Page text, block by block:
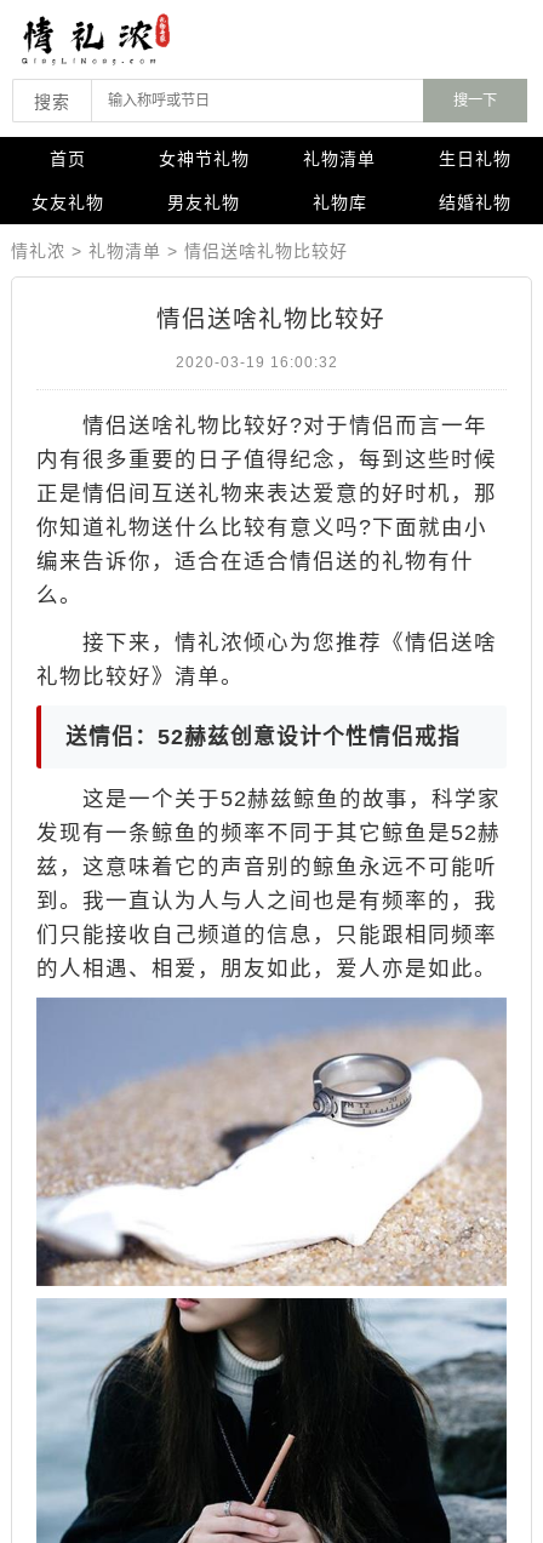
搜索
首页 女神节礼物 礼物清单 生日礼物
女友礼物 男友礼物 礼物库 结婚礼物
情礼浓 > 礼物清单 > 情侣送啥礼物比较好
情侣送啥礼物比较好
2020-03-19 16:00:32
情侣送啥礼物比较好?对于情侣而言一年
内有很多重要的日子值得纪念，每到这些时候
正是情侣间互送礼物来表达爱意的好时机，那
你知道礼物送什么比较有意义吗?下面就由小
编来告诉你，适合在适合情侣送的礼物有什
么。
接下来，情礼浓倾心为您推荐《情侣送啥
礼物比较好》清单。
送情侣：52赫兹创意设计个性情侣戒指
这是一个关于52赫兹鲸鱼的故事，科学家
发现有一条鲸鱼的频率不同于其它鲸鱼是52赫
兹，这意味着它的声音别的鲸鱼永远不可能听
到。我一直认为人与人之间也是有频率的，我
们只能接收自己频道的信息，只能跟相同频率
的人相遇、相爱，朋友如此，爱人亦是如此。